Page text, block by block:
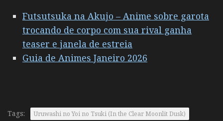
Futsutsuka na Akujo – Anime sobre garota
trocando de corpo com sua rival ganha
teaser e janela de estreia
Guia de Animes Janeiro 2026
Tags: Uruwashi no Yoi no Tsuki (In the Clear Moonlit Dusk)